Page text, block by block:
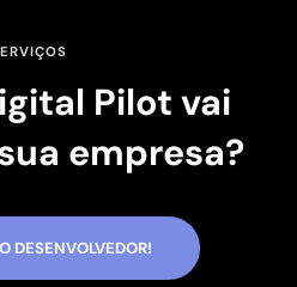
Pilot vai
empresa?
DESENVOLVEDOR!